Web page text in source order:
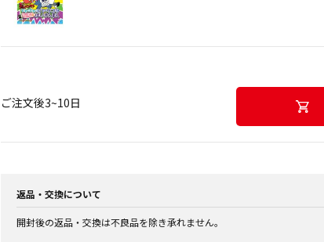
ご注文後3~10日
返品・交換について
開封後の返品・交換は不良品を除き承れません。